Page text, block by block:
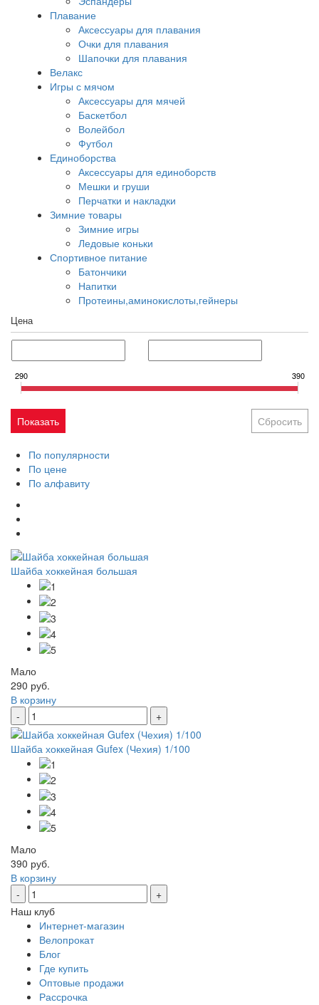
Плавание
Аксессуары для плавания
Очки для плавания
Шапочки для плавания
Велакс
Игры с мячом
Аксессуары для мячей
Баскетбол
Волейбол
Футбол
Единоборства
Аксессуары для единоборств
Мешки и груши
Перчатки и накладки
Зимние товары
Зимние игры
Ледовые коньки
Спортивное питание
Батончики
Напитки
Протеины,аминокислоты,гейнеры
Цена
290 390
По популярности
По цене
По алфавиту
Шайба хоккейная большая
Мало
290 руб.
В корзину
-
+
Шайба хоккейная Gufex (Чехия) 1/100
Мало
390 руб.
В корзину
-
+
Наш клуб
Интернет-магазин
Велопрокат
Блог
Где купить
Оптовые продажи
Рассрочка